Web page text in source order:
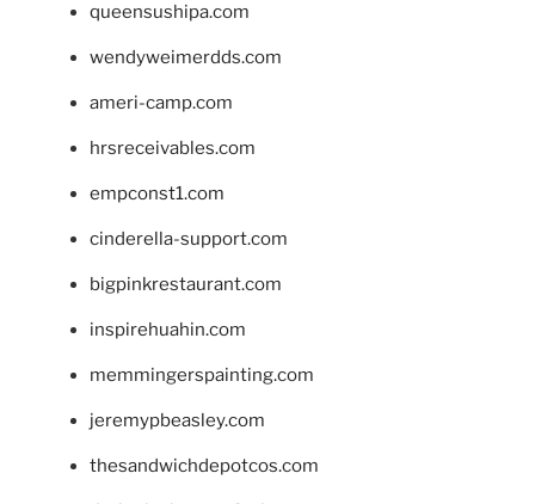
queensushipa.com
wendyweimerdds.com
ameri-camp.com
hrsreceivables.com
empconst1.com
cinderella-support.com
bigpinkrestaurant.com
inspirehuahin.com
memmingerspainting.com
jeremypbeasley.com
thesandwichdepotcos.com